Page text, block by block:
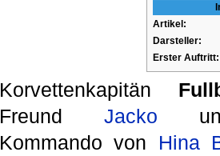
Artikel:
Darsteller:
Erster Auftritt:
Korvettenkapitän
Freund Jacko
Kommando von Hina